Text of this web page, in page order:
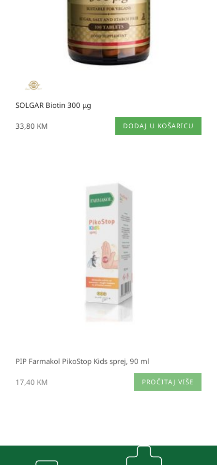
SOLGAR Biotin 300 μg
33,80 KM DODAJ U KOŠARICU
PIP Farmakol PikoStop Kids sprej, 90 ml
17,40 KM PROČITAJ VIŠE